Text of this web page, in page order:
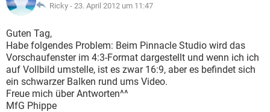
FACEBOOK HARDWARE
WHATSAPP
FACEBOOK
ANDROID IOS
WHATSAPP TIKTOK
FACEBOOK HARDWARE
SPIELE
ANDROID
WINDOWS 10 INSTAGRAM
WHATSAPP TIKTOK
FACEBOOK
Ricky - 23. April 2012 um 11:47
Guten Tag,
Habe folgendes Problem: Beim Pinnacle Studio wird das
Vorschaufenster im 4:3-Format dargestellt und wenn ich ich
auf Vollbild umstelle, ist es zwar 16:9, aber es befindet sich
ein schwarzer Balken rund ums Video.
Freue mich über Antworten^^
MfG Phippe